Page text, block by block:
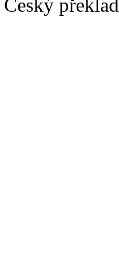
Český